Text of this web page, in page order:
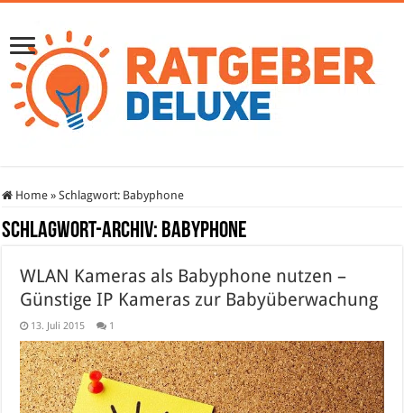
Home » Schlagwort: Babyphone
Schlagwort-Archiv: Babyphone
WLAN Kameras als Babyphone nutzen –
Günstige IP Kameras zur Babyüberwachung
13. Juli 2015 1